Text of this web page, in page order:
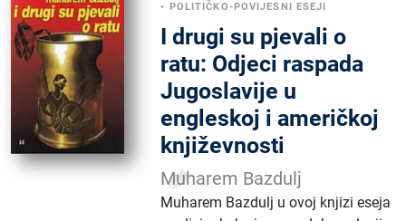
• POLITIČKO-POVIJESNI ESEJI
I drugi su pjevali o
ratu: Odjeci raspada
Jugoslavije u
engleskoj i američkoj
književnosti
Muharem Bazdulj
Muharem Bazdulj u ovoj knjizi eseja